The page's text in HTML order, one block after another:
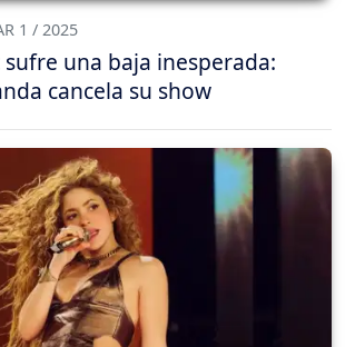
1 / 2025
sufre una baja inesperada:
cancela su show